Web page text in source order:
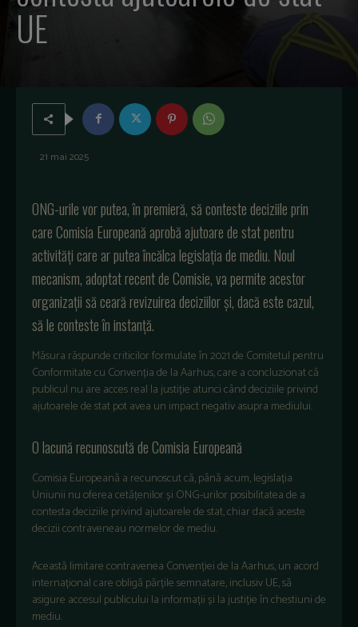
UE
21 mai 2025
ONG-urile vor putea, în premieră, să conteste deciziile prin
care Comisia Europeană aprobă ajutoare de stat pentru
activități care ar putea încălca legislația de mediu. Noul
mecanism, adoptat recent de Comisie, va permite acestor
organizații să ceară revizuirea deciziilor și, dacă este cazul,
să le conteste în instanță.
Măsura răspunde criticilor formulate în 2021 de Comitetul pentru
Conformitate cu Convenția de la Aarhus, care a concluzionat că
publicul nu are acces real la justiție atunci când deciziile privind
ajutoarele de stat pot avea un impact negativ asupra mediului.
O lacună recunoscută de Comisia Europeană
Comisia Europeană a recunoscut că, până acum, legislația
Uniunii nu oferea cetățenilor și ONG-urilor posibilitatea de a
contesta deciziile privind ajutoarele de stat, chiar dacă aceste
decizii contraveneau normelor de mediu.
Această limitare contravenea Convenției de la Aarhus, un acord
internațional care obligă părțile semnatare, inclusiv UE, să
asigure accesul publicului la informații și la justiție în chestiuni de
mediu.